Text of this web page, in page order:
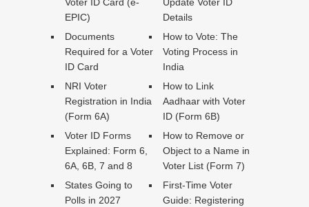
Voter ID Card (e-
EPIC)
Update Voter ID
Details
Documents
Required for a Voter
ID Card
How to Vote: The
Voting Process in
India
NRI Voter
Registration in India
(Form 6A)
How to Link
Aadhaar with Voter
ID (Form 6B)
Voter ID Forms
Explained: Form 6,
6A, 6B, 7 and 8
How to Remove or
Object to a Name in
Voter List (Form 7)
States Going to
Polls in 2027
First-Time Voter
Guide: Registering